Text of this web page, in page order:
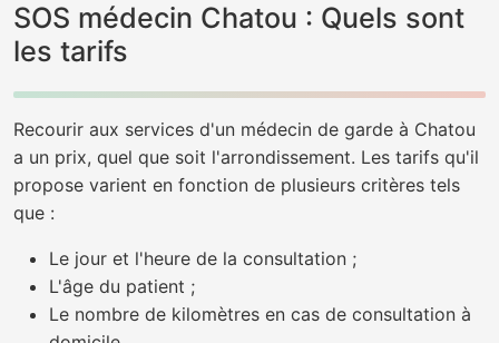
SOS médecin Chatou : Quels sont
les tarifs
Recourir aux services d'un médecin de garde à Chatou
a un prix, quel que soit l'arrondissement. Les tarifs qu'il
propose varient en fonction de plusieurs critères tels
que :
Le jour et l'heure de la consultation ;
L'âge du patient ;
Le nombre de kilomètres en cas de consultation à